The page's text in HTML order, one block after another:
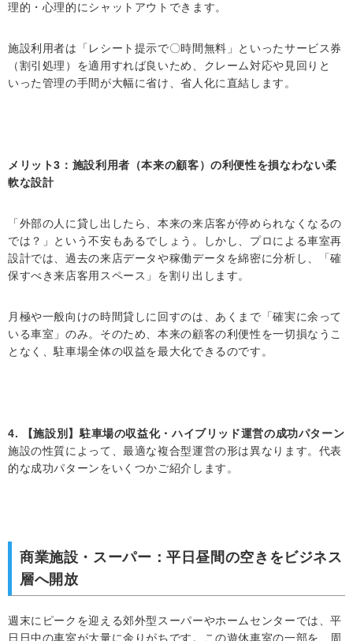
理的・心理的にシャットアウトできます。
施設利用者は「レシート提示で〇時間無料」といったサービス券
（割引処理）を適用すれば良いため、クレーム対応や見回りと
いった管理の手間が大幅に省け、省人化に直結します。
メリット3：施設利用者（本来の顧客）の利便性を損なわない柔
軟な設計
「外部の人に貸し出したら、本来の来店客が停められなくなるの
では？」という不安もあるでしょう。しかし、プロによる車室再
設計では、過去の来店データや稼働データを綿密に分析し、「確
保すべき来店客用スペース」を割り出します。
月極や一般向けの時間貸しに回すのは、あくまで「確実に余って
いる車室」のみ。そのため、本来の顧客の利便性を一切損なうこ
となく、駐車場全体の収益を最大化できるのです。
4. 【施設別】駐車場の収益化・ハイブリッド運営の成功パターン
施設の性質によって、最適な複合型運営の形は異なります。代表
的な成功パターンをいくつかご紹介します。
商業施設・スーパー：平日昼間の空きをビジネス
層へ開放
週末にピークを迎える郊外型スーパーやホームセンターでは、平
日日中の車室が大量に余りがちです。この遊休車室の一部を、周